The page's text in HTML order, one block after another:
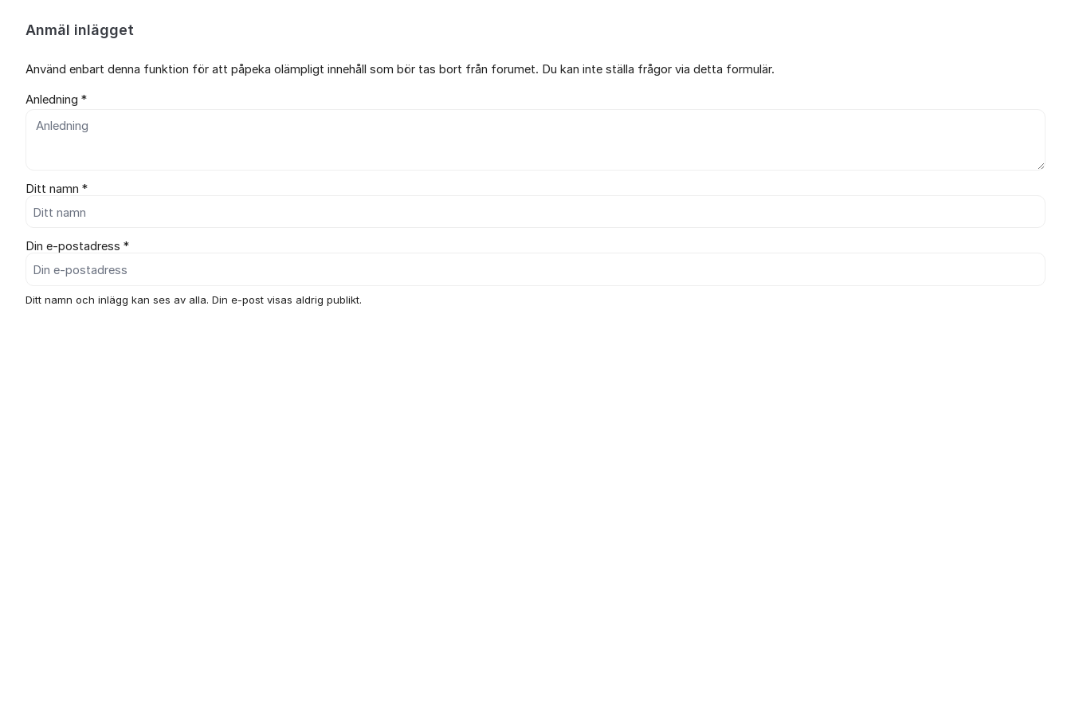
Anmäl inlägget
Använd enbart denna funktion för att påpeka olämpligt innehåll som bör tas bort från forumet. Du kan inte ställa frågor via detta formulär.
Anledning *
Ditt namn *
Din e-postadress *
Ditt namn och inlägg kan ses av alla. Din e-post visas aldrig publikt.